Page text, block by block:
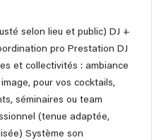
selon lieu et public) DJ +
pro Prestation DJ
et collectivités : ambiance
pour vos cocktails,
séminaires ou team
(tenue adaptée,
Système son